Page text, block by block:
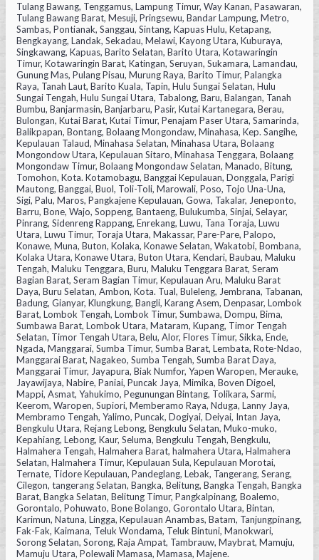
Tulang Bawang, Tenggamus, Lampung Timur, Way Kanan, Pasawaran,
Tulang Bawang Barat, Mesuji, Pringsewu, Bandar Lampung, Metro,
Sambas, Pontianak, Sanggau, Sintang, Kapuas Hulu, Ketapang,
Bengkayang, Landak, Sekadau, Melawi, Kayong Utara, Kuburaya,
Singkawang, Kapuas, Barito Selatan, Barito Utara, Kotawaringin
Timur, Kotawaringin Barat, Katingan, Seruyan, Sukamara, Lamandau,
Gunung Mas, Pulang Pisau, Murung Raya, Barito Timur, Palangka
Raya, Tanah Laut, Barito Kuala, Tapin, Hulu Sungai Selatan, Hulu
Sungai Tengah, Hulu Sungai Utara, Tabalong, Baru, Balangan, Tanah
Bumbu, Banjarmasin, Banjarbaru, Pasir, Kutai Kartanegara, Berau,
Bulongan, Kutai Barat, Kutai Timur, Penajam Paser Utara, Samarinda,
Balikpapan, Bontang, Bolaang Mongondaw, Minahasa, Kep. Sangihe,
Kepulauan Talaud, Minahasa Selatan, Minahasa Utara, Bolaang
Mongondow Utara, Kepulauan Sitaro, Minahasa Tenggara, Bolaang
Mongondaw Timur, Bolaang Mongondaw Selatan, Manado, Bitung,
Tomohon, Kota. Kotamobagu, Banggai Kepulauan, Donggala, Parigi
Mautong, Banggai, Buol, Toli-Toli, Marowali, Poso, Tojo Una-Una,
Sigi, Palu, Maros, Pangkajene Kepulauan, Gowa, Takalar, Jeneponto,
Barru, Bone, Wajo, Soppeng, Bantaeng, Bulukumba, Sinjai, Selayar,
Pinrang, Sidenreng Rappang, Enrekang, Luwu, Tana Toraja, Luwu
Utara, Luwu Timur, Toraja Utara, Makassar, Pare-Pare, Palopo,
Konawe, Muna, Buton, Kolaka, Konawe Selatan, Wakatobi, Bombana,
Kolaka Utara, Konawe Utara, Buton Utara, Kendari, Baubau, Maluku
Tengah, Maluku Tenggara, Buru, Maluku Tenggara Barat, Seram
Bagian Barat, Seram Bagian Timur, Kepulauan Aru, Maluku Barat
Daya, Buru Selatan, Ambon, Kota. Tual, Buleleng, Jembrana, Tabanan,
Badung, Gianyar, Klungkung, Bangli, Karang Asem, Denpasar, Lombok
Barat, Lombok Tengah, Lombok Timur, Sumbawa, Dompu, Bima,
Sumbawa Barat, Lombok Utara, Mataram, Kupang, Timor Tengah
Selatan, Timor Tengah Utara, Belu, Alor, Flores Timur, Sikka, Ende,
Ngada, Manggarai, Sumba Timur, Sumba Barat, Lembata, Rote-Ndao,
Manggarai Barat, Nagakeo, Sumba Tengah, Sumba Barat Daya,
Manggarai Timur, Jayapura, Biak Numfor, Yapen Waropen, Merauke,
Jayawijaya, Nabire, Paniai, Puncak Jaya, Mimika, Boven Digoel,
Mappi, Asmat, Yahukimo, Pegunungan Bintang, Tolikara, Sarmi,
Keerom, Waropen, Supiori, Memberamo Raya, Nduga, Lanny Jaya,
Membramo Tengah, Yalimo, Puncak, Dogiyai, Deiyai, Intan Jaya,
Bengkulu Utara, Rejang Lebong, Bengkulu Selatan, Muko-muko,
Kepahiang, Lebong, Kaur, Seluma, Bengkulu Tengah, Bengkulu,
Halmahera Tengah, Halmahera Barat, halmahera Utara, Halmahera
Selatan, Halmahera Timur, Kepulauan Sula, Kepulauan Morotai,
Ternate, Tidore Kepulauan, Pandeglang, Lebak, Tangerang, Serang,
Cilegon, tangerang Selatan, Bangka, Belitung, Bangka Tengah, Bangka
Barat, Bangka Selatan, Belitung Timur, Pangkalpinang, Boalemo,
Gorontalo, Pohuwato, Bone Bolango, Gorontalo Utara, Bintan,
Karimun, Natuna, Lingga, Kepulauan Anambas, Batam, Tanjungpinang,
Fak-Fak, Kaimana, Teluk Wondama, Teluk Bintuni, Manokwari,
Sorong Selatan, Sorong, Raja Ampat, Tambrauw, Maybrat, Mamuju,
Mamuju Utara, Polewali Mamasa, Mamasa, Majene.